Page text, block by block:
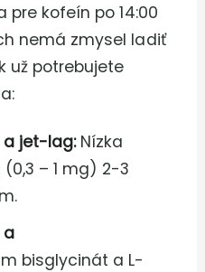
kofeín po 14:00
nemá zmysel ladiť
už potrebujete
a jet-lag:Nízka
– 1 mg) 2-3
a
bisglycinát a L-